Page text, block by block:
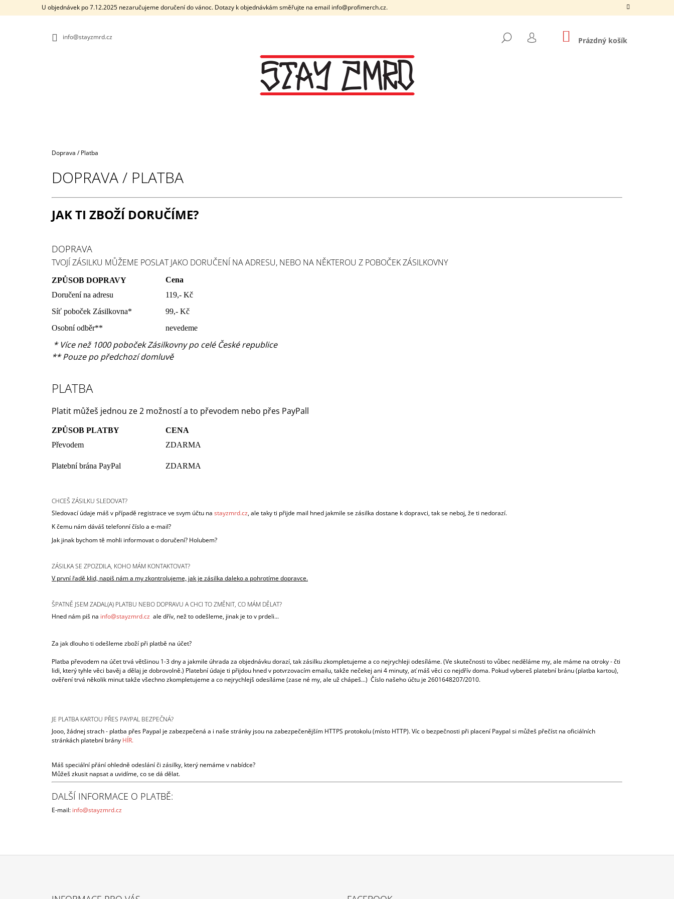
U objednávek po 7.12.2025 nezaručujeme doručení do vánoc. Dotazy k objednávkám směřujte na email info@profimerch.cz.
info@stayzmrd.cz HLEDAT
PŘIHLÁŠENÍ
NÁKUPNÍ
KOŠÍK
Prázdný košík
Domů
Doprava / Platba
DOPRAVA / PLATBA
JAK TI ZBOŽÍ DORUČÍME?
DOPRAVA
TVOJÍ ZÁSILKU MŮŽEME POSLAT JAKO DORUČENÍ NA ADRESU, NEBO NA NĚKTEROU Z POBOČEK ZÁSILKOVNY
ZPŮSOB DOPRAVY
Cena
Doručení na adresu
119,- Kč
Síť poboček Zásilkovna*
99,- Kč
Osobní odběr**
nevedeme
* Více než 1000 poboček Zásilkovny po celé České republice
** Pouze po předchozí domluvě
PLATBA
Platit můžeš jednou ze 2 možností a to převodem nebo přes PayPall
ZPŮSOB PLATBY
CENA
Převodem
ZDARMA
Platební brána PayPal ZDARMA
CHCEŠ ZÁSILKU SLEDOVAT?
Sledovací údaje máš v případě registrace ve svym účtu na stayzmrd.cz, ale taky ti přijde mail hned jakmile se zásilka dostane k dopravci, tak se neboj, že ti nedorazí.
K čemu nám dáváš telefonní číslo a e-mail?
Jak jinak bychom tě mohli informovat o doručení? Holubem?
ZÁSILKA SE ZPOZDILA, KOHO MÁM KONTAKTOVAT?
V první řadě klid, napiš nám a my zkontrolujeme, jak je zásilka daleko a pohrotíme dopravce.
ŠPATNĚ JSEM ZADAL(A) PLATBU NEBO DOPRAVU A CHCI TO ZMĚNIT, CO MÁM DĚLAT?
Hned nám piš na info@stayzmrd.cz ale dřív, než to odešleme, jinak je to v prdeli...
Za jak dlouho ti odešleme zboží při platbě na účet?
Platba převodem na účet trvá většinou 1-3 dny a jakmile úhrada za objednávku dorazí, tak zásilku zkompletujeme a co nejrychleji odesíláme. (Ve skutečnosti to vůbec neděláme my, ale máme na otroky - čti
lidi, který tyhle věci bavěj a dělaj je dobrovolně.) Platební údaje ti přijdou hned v potvrzovacím emailu, takže nečekej ani 4 minuty, ať máš věci co nejdřív doma. Pokud vybereš platební bránu (platba kartou),
ověření trvá několik minut takže všechno zkompletujeme a co nejrychlejš odesíláme (zase né my, ale už chápeš...) Číslo našeho účtu je2601648207/2010.
JE PLATBA KARTOU PŘES PAYPAL BEZPEČNÁ?
Jooo, žádnej strach - platba přes Paypal je zabezpečená a i naše stránky jsou na zabezpečenějším HTTPS protokolu (místo HTTP). Víc o bezpečnosti při placení Paypal si můžeš přečíst na oficiálních
stránkách platební brány HÍR.
Máš speciální přání ohledně odeslání či zásilky, který nemáme v nabídce?
Můžeš zkusit napsat a uvidíme, co se dá dělat.
DALŠÍ INFORMACE O PLATBĚ:
E-mail: info@stayzmrd.cz
O
CO POTŘEBUJETE NAJÍT?
HLEDAT
DISEASE BÍLÉ DÁMSKÉ TRIČKO